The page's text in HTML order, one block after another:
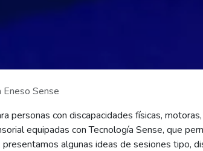
Sense
personas con discapacidades físicas, motoras,
equipadas con Tecnología Sense, que
algunas ideas de sesiones tipo,